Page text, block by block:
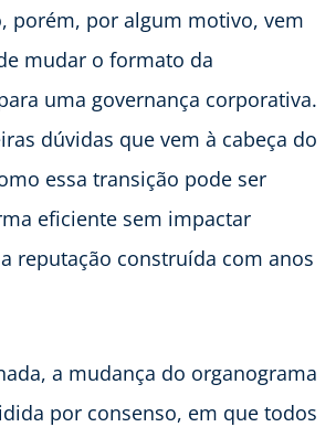
porém, por algum motivo, vem
mudar o formato da
uma governança corporativa.
dúvidas que vem à cabeça do
essa transição pode ser
eficiente sem impactar
reputação construída com anos
a mudança do organograma
por consenso, em que todos